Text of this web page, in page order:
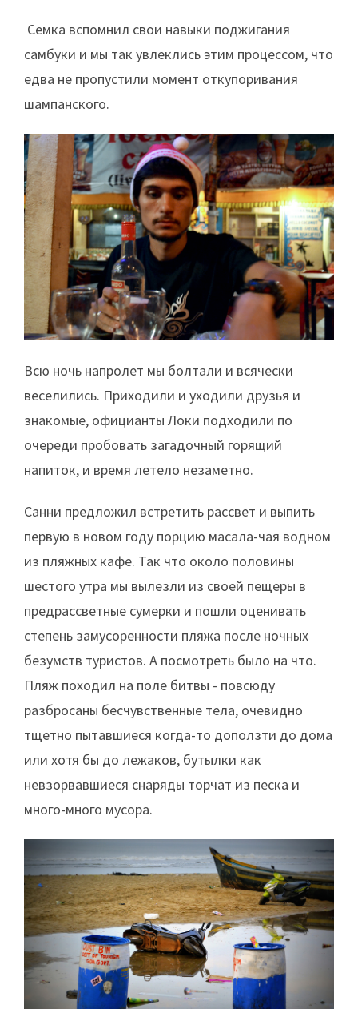
Семка вспомнил свои навыки поджигания
самбуки и мы так увлеклись этим процессом, что
едва не пропустили момент откупоривания
шампанского.
Всю ночь напролет мы болтали и всячески
веселились. Приходили и уходили друзья и
знакомые, официанты Локи подходили по
очереди пробовать загадочный горящий
напиток, и время летело незаметно.
Санни предложил встретить рассвет и выпить
первую в новом году порцию масала-чая водном
из пляжных кафе. Так что около половины
шестого утра мы вылезли из своей пещеры в
предрассветные сумерки и пошли оценивать
степень замусоренности пляжа после ночных
безумств туристов. А посмотреть было на что.
Пляж походил на поле битвы - повсюду
разбросаны бесчувственные тела, очевидно
тщетно пытавшиеся когда-то доползти до дома
или хотя бы до лежаков, бутылки как
невзорвавшиеся снаряды торчат из песка и
много-много мусора.